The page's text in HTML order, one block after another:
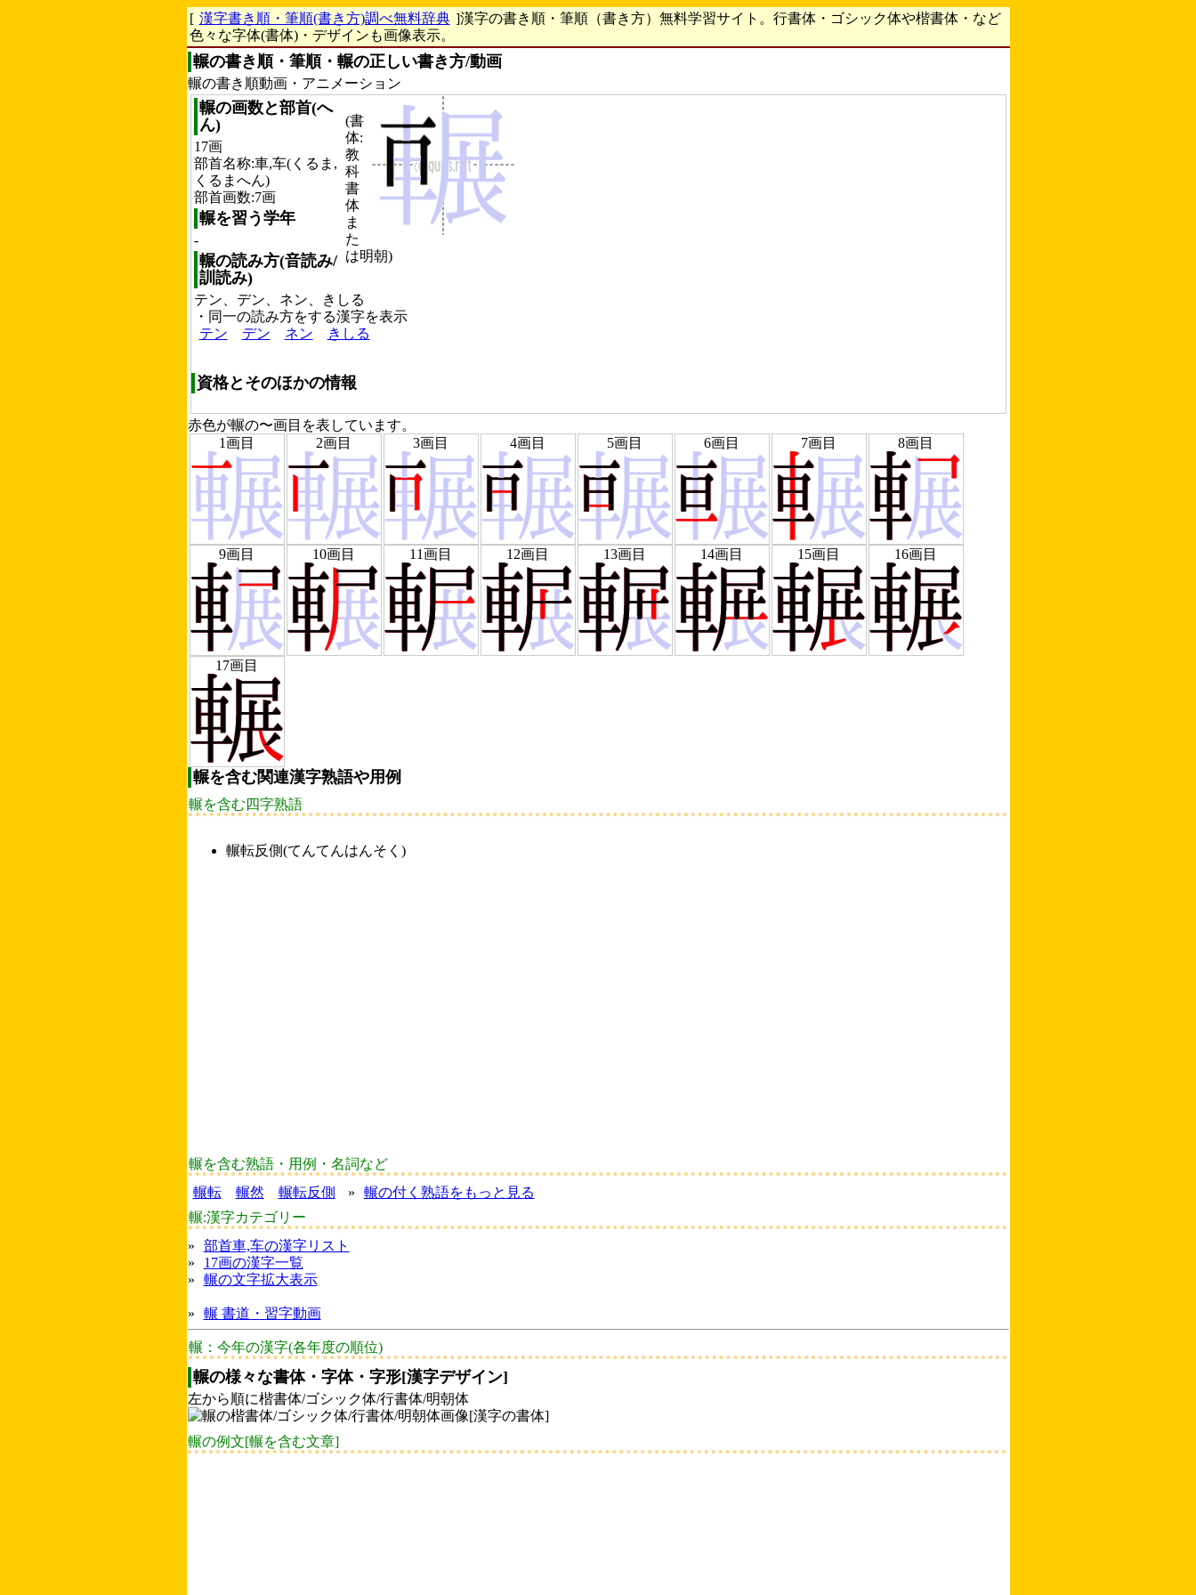
[ 漢字書き順・筆順(書き方)調べ無料辞典 ]漢字の書き順・筆順（書き方）無料学習サイト。行書体・ゴシック体や楷書体・など
色々な字体(書体)・デザインも画像表示。
輾の書き順・筆順・輾の正しい書き方/動画
輾の書き順動画・アニメーション
(書
体:
教
科
書
体
ま
た
は明朝)
輾の画数と部首(へ
ん)
17画
部首名称:車,车(くるま,
くるまへん)
部首画数:7画
輾を習う学年
-
輾の読み方(音読み/
訓読み)
テン、デン、ネン、きしる
・同一の読み方をする漢字を表示
テン
デン ネン きしる
資格とそのほかの情報
赤色が輾の〜画目を表しています。
1画目
2画目 3画目 4画目 5画目 6画目 7画目 8画目
9画目 10画目 11画目 12画目 13画目 14画目 15画目 16画目
17画目
輾を含む関連漢字熟語や用例
輾を含む四字熟語
輾転反側(てんてんはんそく)
輾を含む熟語・用例・名詞など
輾転
輾然 輾転反側 »
輾の付く熟語をもっと見る
輾:漢字カテゴリー
»
部首車,车の漢字リスト
»
17画の漢字一覧
»
輾の文字拡大表示
» 輾 書道・習字動画
輾：今年の漢字(各年度の順位)
輾の様々な書体・字体・字形[漢字デザイン]
左から順に楷書体/ゴシック体/行書体/明朝体
輾の例文[輾を含む文章]